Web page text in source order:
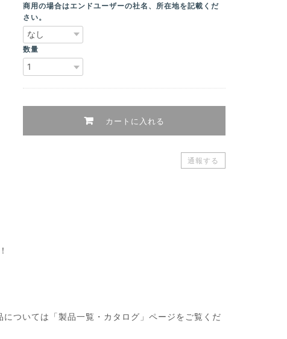
商用の場合はエンドユーザーの社名、所在地を記載くだ
さい。
数量
カートに入れる
通報する
ついては「製品一覧・カタログ」ページをご覧くだ